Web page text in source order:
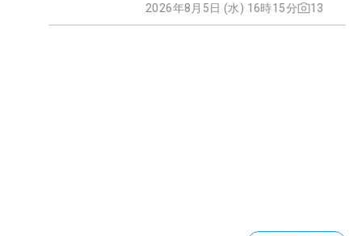
2026年8月5日 (水) 16時15分 13